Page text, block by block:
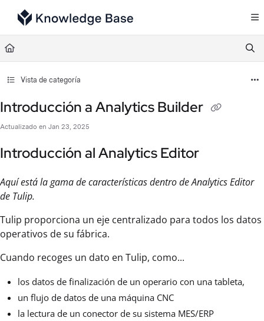
Documentation Index
Fetch the complete documentation index at:
Use this file to discover all available pages before exploring further.
Vista de categoría
Introducción a Analytics Builder
Actualizado en Jan 23, 2025
Introducción al Analytics Editor
Aquí está la gama de características dentro de Analytics Editor
de Tulip.
Tulip proporciona un eje centralizado para todos los datos
operativos de su fábrica.
Cuando recoges un dato en Tulip, como...
los datos de finalización de un operario con una tableta,
un flujo de datos de una máquina CNC
la lectura de un conector de su sistema MES/ERP